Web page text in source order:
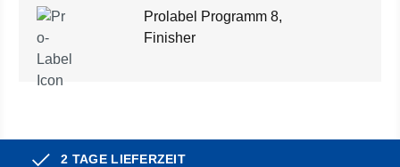
Prolabel Programm 8,
Finisher
2 TAGE LIEFERZEIT